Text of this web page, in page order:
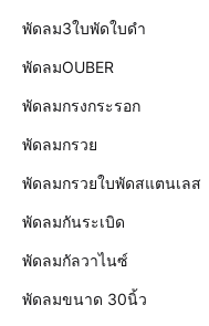
พัดลม3ใบพัดใบดำ
พัดลมOUBER
พัดลมกรงกระรอก
พัดลมกรวย
พัดลมกรวยใบพัดสแตนเลส
พัดลมกันระเบิด
พัดลมกัลวาไนซ์
พัดลมขนาด 30นิ้ว